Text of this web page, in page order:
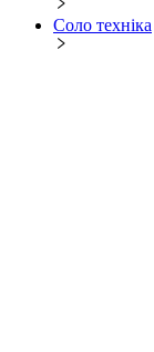
Соло техніка